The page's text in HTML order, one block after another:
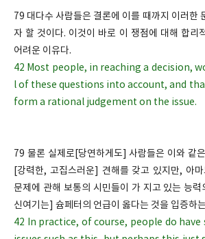
79 대다수 사람들은 결론에 이를 때까지 이러한
자 할 것이다. 이것이 바로 이 쟁점에 대해 합리
어려운 이유다.
42 Most people, in reaching a decision,
l of these questions into account, and
form a rational judgement on the issue.
79 물론 실제로[당연하게도] 사람들은 이와 같
[강력한, 고집스러운] 견해를 갖고 있지만, 아
문제에 관해 보통의 시민들이 가 지고 있는 능
신여기는] 슘페터의 언급이 옳다는 것을 입증하
42 In practice, of course, people do